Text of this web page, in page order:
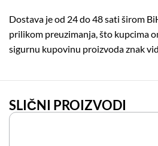
Dostava je od 24 do 48 sati širom
prilikom preuzimanja, što kupcima
sigurnu kupovinu proizvoda znak
SLIČNI PROIZVODI